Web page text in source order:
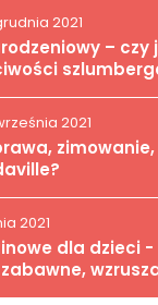
2021
– czy
2021
2021
dla dzieci